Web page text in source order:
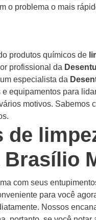
o problema o mais
produtos químicos de
profissional da
especialista da
e equipamentos para
motivos. Sabemos
com seus
para você
Nossos